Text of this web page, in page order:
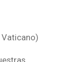
Vaticano)